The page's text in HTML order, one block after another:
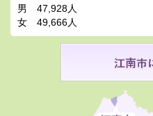
男
47,928人
女
49,666人